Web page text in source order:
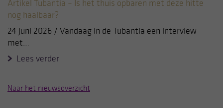
precies. Let op: noodzakelijke cookies kunt u niet
uitzetten. Die zijn namelijk nodig voor een goede
werking van de website. U kunt uw keuzes altijd
aanpassen door linksonder op cookie-instellingen te
Artikel Tubantia – Is het thuis opbaren met deze hitte
nog haalbaar?
24 juni 2026 / Vandaag in de Tubantia een interview
met…
Lees verder
Naar het nieuwsoverzicht